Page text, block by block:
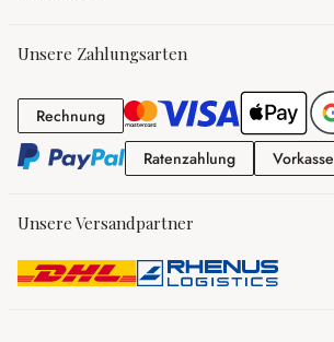
Unsere Zahlungsarten
RechnungRechnung
RatenzahlungRatenzahlung
Vorkasse
Unsere Versandpartner